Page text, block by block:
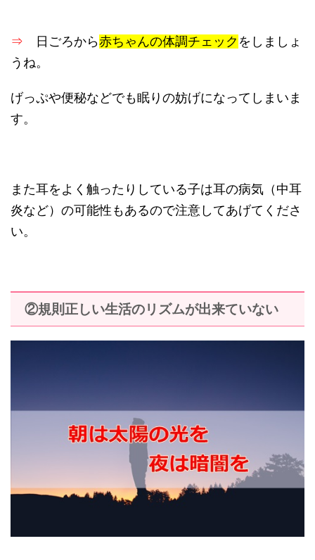
⇒ 日ごろから赤ちゃんの体調チェック をしましょ
うね。
げっぷや便秘などでも眠りの妨げになってしまいま
す。
また耳をよく触ったりしている子は耳の病気（中耳
炎など）の可能性もあるので注意してあげてくださ
い。
②規則正しい生活のリズムが出来ていない